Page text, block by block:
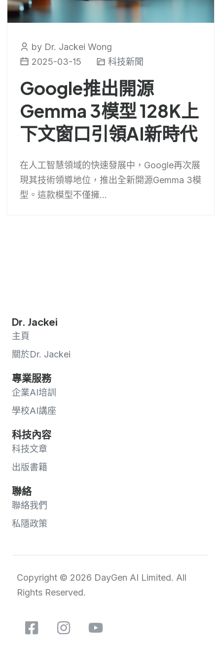
by Dr. Jackei Wong
2025-03-15
科技新聞
Google推出開源
Gemma 3模型 128K上
下文窗口引領AI新時代
在人工智慧領域的快速發展中，Google再次展
現其技術領導地位，推出全新開源Gemma 3模
型。這款模型不僅擁...
Dr. Jackei
主頁
關於Dr. Jackei
專業服務
企業AI培訓
學校AI講座
科技內容
科技文章
出版書籍
聯絡
聯絡我們
私隱政策
Copyright © 2026 DayGen AI Limited. All
Rights Reserved.